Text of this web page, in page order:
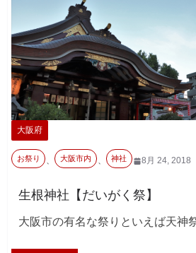
大阪府
8月 24, 2018
お祭り 、 大阪市内 、 神社
生根神社【だいがく祭】
大阪市の有名な祭りといえば天神